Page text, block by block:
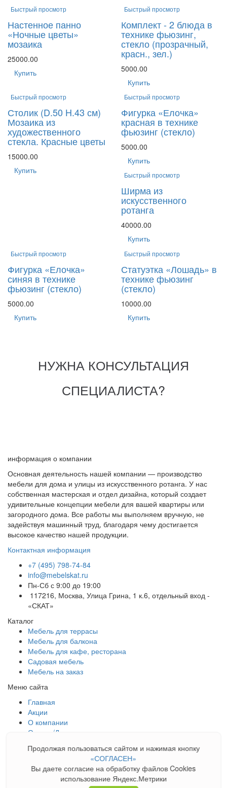
Быстрый просмотр
Настенное панно
«Ночные цветы»
мозаика
25000.00
Купить
Быстрый просмотр
Комплект - 2 блюда в
технике фьюзинг,
стекло (прозрачный,
красн., зел.)
5000.00
Купить
Быстрый просмотр
Столик (D.50 H.43 см)
Мозаика из
художественного
стекла. Красные цветы
15000.00
Купить
Быстрый просмотр
Фигурка «Елочка»
красная в технике
фьюзинг (стекло)
5000.00
Купить
Быстрый просмотр
Ширма из
искусственного
ротанга
40000.00
Купить
Быстрый просмотр
Фигурка «Елочка»
синяя в технике
фьюзинг (стекло)
5000.00
Купить
Быстрый просмотр
Статуэтка «Лошадь» в
технике фьюзинг
(стекло)
10000.00
Купить
НУЖНА КОНСУЛЬТАЦИЯ
СПЕЦИАЛИСТА?
информация о компании
Основная деятельность нашей компании — производство
мебели для дома и улицы из искусственного ротанга. У нас
собственная мастерская и отдел дизайна, который создает
удивительные концепции мебели для вашей квартиры или
загородного дома. Все работы мы выполняем вручную, не
задействуя машинный труд, благодаря чему достигается
высокое качество нашей продукции.
Контактная информация
+7 (495) 798-74-84
info@mebelskat.ru
Пн-Сб с 9:00 до 19:00
117216, Москва, Улица Грина, 1 к.6, отдельный вход -
«СКАТ»
Каталог
Мебель для террасы
Мебель для балкона
Мебель для кафе, ресторана
Садовая мебель
Мебель на заказ
Меню сайта
Главная
Акции
О компании
Оплата/Доставка
Новости
Контакты
Карта сайта
Продолжая пользоваться сайтом и нажимая кнопку
«СОГЛАСЕН»
Вы даете согласие на обработку файлов Cookies
использование Яндекс.Метрики